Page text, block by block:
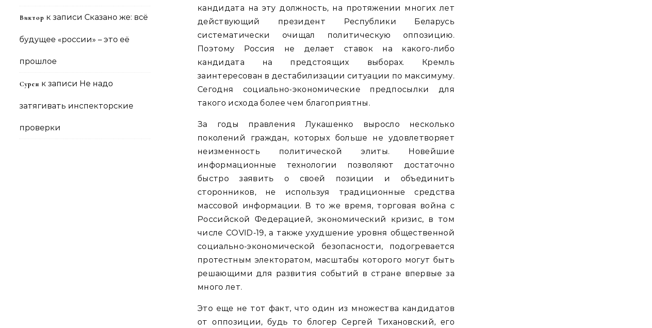
Виктор к записи Сказано же: всё
будущее «россии» – это её
прошлое
Сурен к записи Не надо
затягивать инспекторские
проверки
кандидата на эту должность, на протяжении многих лет
действующий президент Республики Беларусь
систематически очищал политическую оппозицию.
Поэтому Россия не делает ставок на какого-либо
кандидата на предстоящих выборах. Кремль
заинтересован в дестабилизации ситуации по максимуму.
Сегодня социально-экономические предпосылки для
такого исхода более чем благоприятны.
За годы правления Лукашенко выросло несколько
поколений граждан, которых больше не удовлетворяет
неизменность политической элиты. Новейшие
информационные технологии позволяют достаточно
быстро заявить о своей позиции и объединить
сторонников, не используя традиционные средства
массовой информации. В то же время, торговая война с
Российской Федерацией, экономический кризис, в том
числе COVID-19, а также ухудшение уровня общественной
социально-экономической безопасности, подогревается
протестным электоратом, масштабы которого могут быть
решающими для развития событий в стране впервые за
много лет.
Это еще не тот факт, что один из множества кандидатов
от оппозиции, будь то блогер Сергей Тихановский, его